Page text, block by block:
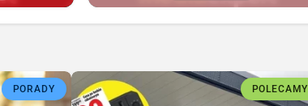
PORADY POLECAMY